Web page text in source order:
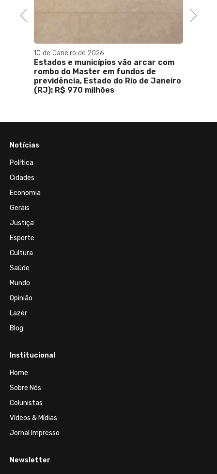
Previous
10 de Janeiro de 2026
Estados e municípios vão arcar com
rombo do Master em fundos de
previdência, Estado do Rio de Janeiro
(RJ): R$ 970 milhões
Next
Notícias
Política
Cidades
Economia
Gerais
Justiça
Esporte
Cultura
Saúde
Mundo
Opinião
Lazer
Blog
Institucional
Home
Sobre Nós
Colunistas
Vídeos & Mídias
Jornal Impresso
Newsletter